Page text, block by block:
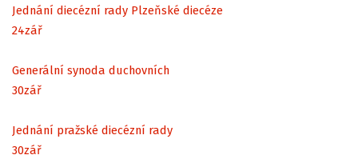
Jednání diecézní rady Plzeňské diecéze
24zář
Generální synoda duchovních
30zář
Jednání pražské diecézní rady
30zář